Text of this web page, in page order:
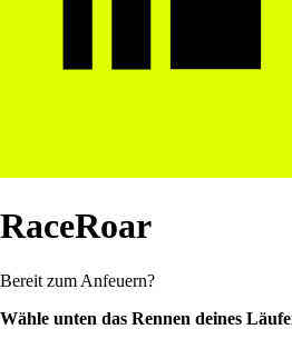
RaceRoar
Bereit zum Anfeuern?
Wähle unten das Rennen deines